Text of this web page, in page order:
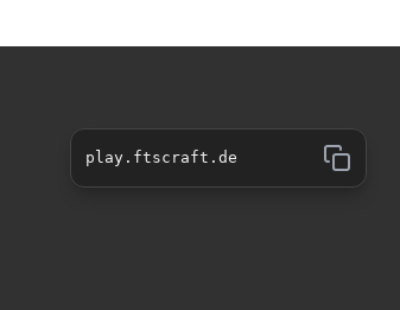
play.ftscraft.de